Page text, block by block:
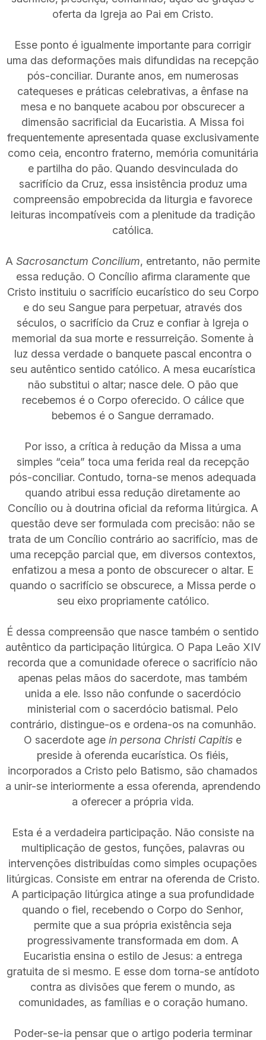
oferta da Igreja ao Pai em Cristo.
Esse ponto é igualmente importante para corrigir
uma das deformações mais difundidas na recepção
pós-conciliar. Durante anos, em numerosas
catequeses e práticas celebrativas, a ênfase na
mesa e no banquete acabou por obscurecer a
dimensão sacrificial da Eucaristia. A Missa foi
frequentemente apresentada quase exclusivamente
como ceia, encontro fraterno, memória comunitária
e partilha do pão. Quando desvinculada do
sacrifício da Cruz, essa insistência produz uma
compreensão empobrecida da liturgia e favorece
leituras incompatíveis com a plenitude da tradição
católica.
ASacrosanctum Concilium, entretanto, não permite
essa redução. O Concílio afirma claramente que
Cristo instituiu o sacrifício eucarístico do seu Corpo
e do seu Sangue para perpetuar, através dos
séculos, o sacrifício da Cruz e confiar à Igreja o
memorial da sua morte e ressurreição. Somente à
luz dessa verdade o banquete pascal encontra o
seu autêntico sentido católico. A mesa eucarística
não substitui o altar; nasce dele. O pão que
recebemos é o Corpo oferecido. O cálice que
bebemos é o Sangue derramado.
Por isso, a crítica à redução da Missa a uma
simples “ceia” toca uma ferida real da recepção
pós-conciliar. Contudo, torna-se menos adequada
quando atribui essa redução diretamente ao
Concílio ou à doutrina oficial da reforma litúrgica. A
questão deve ser formulada com precisão: não se
trata de um Concílio contrário ao sacrifício, mas de
uma recepção parcial que, em diversos contextos,
enfatizou a mesa a ponto de obscurecer o altar. E
quando o sacrifício se obscurece, a Missa perde o
seu eixo propriamente católico.
É dessa compreensão que nasce também o sentido
autêntico da participação litúrgica. O Papa Leão XIV
recorda que a comunidade oferece o sacrifício não
apenas pelas mãos do sacerdote, mas também
unida a ele. Isso não confunde o sacerdócio
ministerial com o sacerdócio batismal. Pelo
contrário, distingue-os e ordena-os na comunhão.
O sacerdote agein persona Christi Capitis e
preside à oferenda eucarística. Os fiéis,
incorporados a Cristo pelo Batismo, são chamados
a unir-se interiormente a essa oferenda, aprendendo
a oferecer a própria vida.
Esta é a verdadeira participação. Não consiste na
multiplicação de gestos, funções, palavras ou
intervenções distribuídas como simples ocupações
litúrgicas. Consiste em entrar na oferenda de Cristo.
A participação litúrgica atinge a sua profundidade
quando o fiel, recebendo o Corpo do Senhor,
permite que a sua própria existência seja
progressivamente transformada em dom. A
Eucaristia ensina o estilo de Jesus: a entrega
gratuita de si mesmo. E esse dom torna-se antídoto
contra as divisões que ferem o mundo, as
comunidades, as famílias e o coração humano.
Poder-se-ia pensar que o artigo poderia terminar